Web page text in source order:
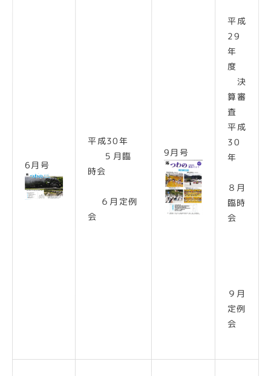
6月号
平成30年
５月臨
時会
６月定例
会
9月号
平成
29
年
度
決
算審
査
平成
30
年
８月
臨時
会
９月
定例
会